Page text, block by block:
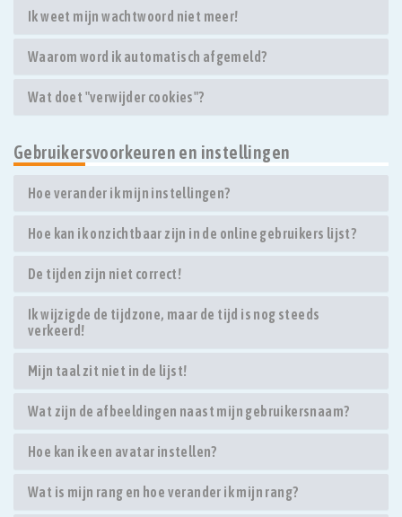
Ik weet mijn wachtwoord niet meer!
Waarom word ik automatisch afgemeld?
Wat doet "verwijder cookies"?
Gebruikersvoorkeuren en instellingen
Hoe verander ik mijn instellingen?
Hoe kan ik onzichtbaar zijn in de online gebruikers lijst?
De tijden zijn niet correct!
Ik wijzigde de tijdzone, maar de tijd is nog steeds
verkeerd!
Mijn taal zit niet in de lijst!
Wat zijn de afbeeldingen naast mijn gebruikersnaam?
Hoe kan ik een avatar instellen?
Wat is mijn rang en hoe verander ik mijn rang?